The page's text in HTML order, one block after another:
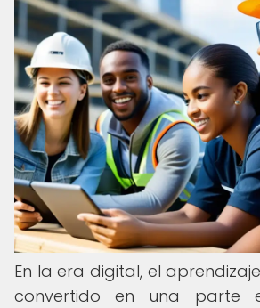
En la era digital, el
convertido en una parte